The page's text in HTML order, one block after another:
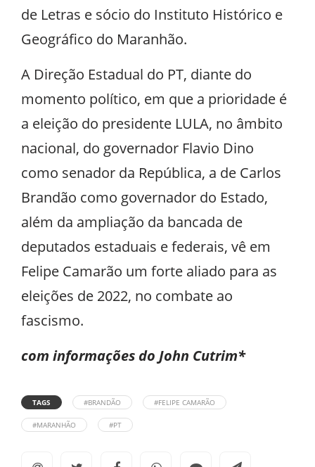
de Letras e sócio do Instituto Histórico e
Geográfico do Maranhão.
A Direção Estadual do PT, diante do
momento político, em que a prioridade é
a eleição do presidente LULA, no âmbito
nacional, do governador Flavio Dino
como senador da República, a de Carlos
Brandão como governador do Estado,
além da ampliação da bancada de
deputados estaduais e federais, vê em
Felipe Camarão um forte aliado para as
eleições de 2022, no combate ao
fascismo.
com informações do John Cutrim*
TAGS #BRANDÃO #FELIPE CAMARÃO
#MARANHÃO #PT